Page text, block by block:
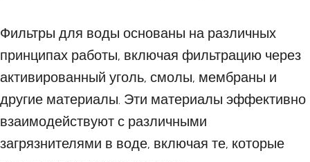
Фильтры для воды основаны на различных
принципах работы, включая фильтрацию через
активированный уголь, смолы, мембраны и
другие материалы. Эти материалы эффективно
взаимодействуют с различными
загрязнителями в воде, включая те, которые